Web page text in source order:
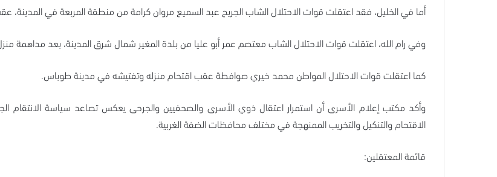
أما في الخليل، فقد اعتقلت قوات الاحتلال الشاب الجريح عبد السميع مروان كرامة من منطقة المربعة في المدينة،
وفي رام الله، اعتقلت قوات الاحتلال الشاب معتصم عمر أبو عليا من بلدة المغير شمال شرق المدينة، بعد مداهمة
كما اعتقلت قوات الاحتلال المواطن محمد خيري صوافطة عقب اقتحام منزله وتفتيشه في مدينة طوباس.
وأكد مكتب إعلام الأسرى أن استمرار اعتقال ذوي الأسرى والصحفيين والجرحى يعكس تصاعد سياسة الانتقام
الاقتحام والتنكيل والتخريب الممنهجة في مختلف محافظات الضفة الغربية.
قائمة المعتقلين: